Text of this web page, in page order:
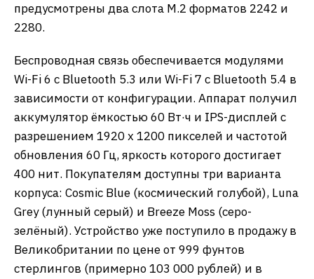
предусмотрены два слота M.2 форматов 2242 и
2280.
Беспроводная связь обеспечивается модулями
Wi-Fi 6 с Bluetooth 5.3 или Wi-Fi 7 с Bluetooth 5.4 в
зависимости от конфигурации. Аппарат получил
аккумулятор ёмкостью 60 Вт·ч и IPS-дисплей с
разрешением 1920 x 1200 пикселей и частотой
обновления 60 Гц, яркость которого достигает
400 нит. Покупателям доступны три варианта
корпуса: Cosmic Blue (космический голубой), Luna
Grey (лунный серый) и Breeze Moss (серо-
зелёный). Устройство уже поступило в продажу в
Великобритании по цене от 999 фунтов
стерлингов (примерно 103 000 рублей) и в